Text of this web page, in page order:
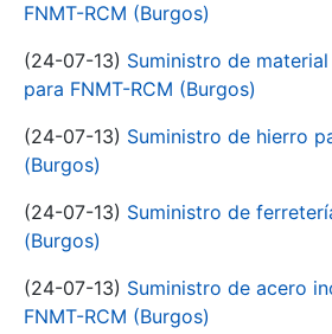
FNMT-RCM (Burgos)
(24-07-13) Suministro de
para FNMT-RCM (Burgos)
(24-07-13) Suministro de hierro
(Burgos)
(24-07-13) Suministro de
(Burgos)
(24-07-13) Suministro de acero
FNMT-RCM (Burgos)